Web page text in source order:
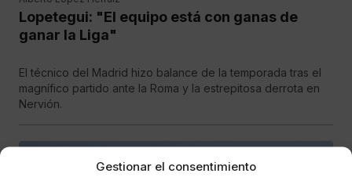
Gestionar el consentimiento
Lopetegui: "El equipo está con ganas de
ganar la Liga"
El técnico del Madrid hizo balance de la temporada tras el
magnífico partido ante la Roma y la estrepitosa derrota en
Nervión.